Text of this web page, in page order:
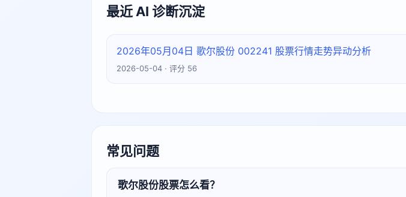
最近 AI 诊断沉淀
2026年05月04日 歌尔股份 002241 股票行情走势异动分析
2026-05-04 · 评分 56
常见问题
歌尔股份股票怎么看？